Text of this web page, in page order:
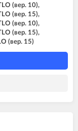
(вер. 10),
(вер. 15),
(вер. 10),
(вер. 15),
(вер. 15)